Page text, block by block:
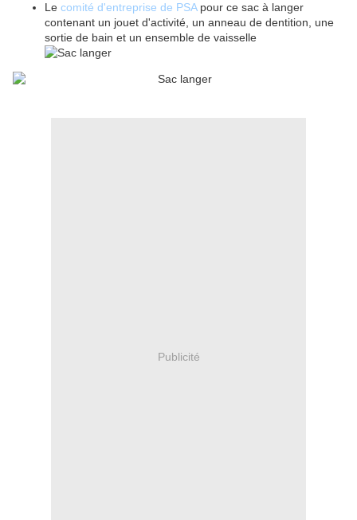
Le comité d'entreprise de PSApour ce sac à langer
contenant un jouet d'activité, un anneau de dentition, une
sortie de bain et un ensemble de vaisselle
Publicité